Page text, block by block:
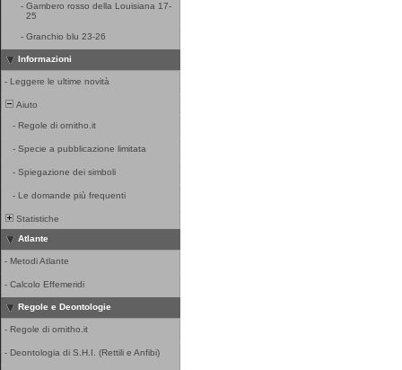
- Gambero rosso della Louisiana 17-
25
- Granchio blu 23-26
Informazioni
- Leggere le ultime novità
Aiuto
- Regole di ornitho.it
- Specie a pubblicazione limitata
- Spiegazione dei simboli
- Le domande più frequenti
Statistiche
Atlante
- Metodi Atlante
- Calcolo Effemeridi
Regole e Deontologie
- Regole di ornitho.it
- Deontologia di S.H.I. (Rettili e Anfibi)